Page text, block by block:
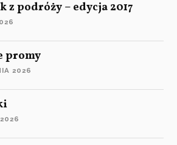
z podróży – edycja 2017
promy
2026